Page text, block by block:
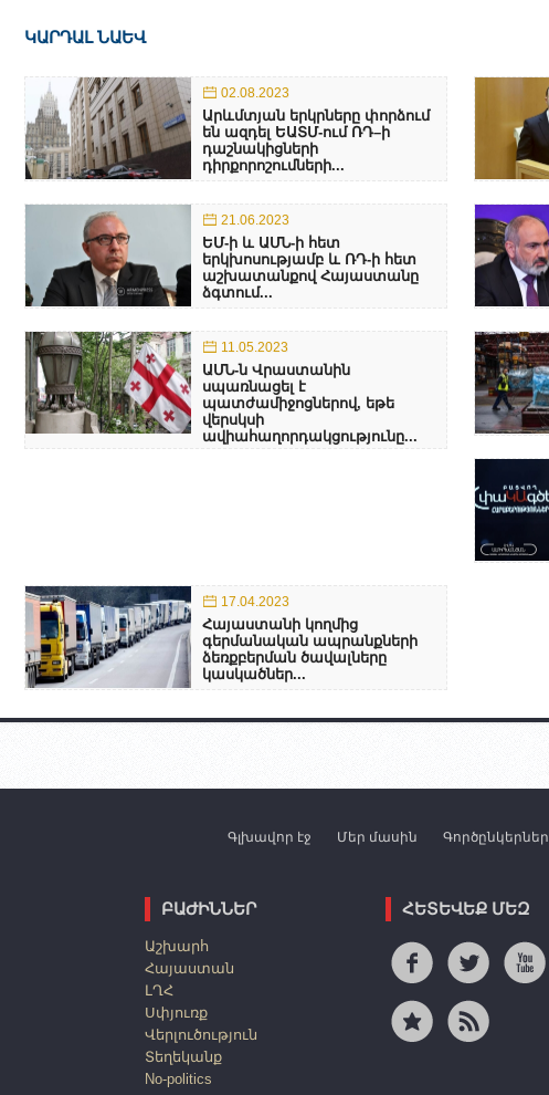
ԿԱՐԴԱԼ ՆԱԵՎ
02.08.2023
Արևմտյան երկրները փորձում
են ազդել ԵԱՏՄ-ում ՌԴ–ի
դաշնակիցների
դիրքորոշումների...
21.06.2023
ԵՄ-ի և ԱՄՆ-ի հետ
երկխոսությամբ և ՌԴ-ի հետ
աշխատանքով Հայաստանը
ձգտում...
11.05.2023
ԱՄՆ-ն Վրաստանին
սպառնացել է
պատժամիջոցներով, եթե
վերսկսի
ավիահաղորդակցությունը...
17.04.2023
Հայաստանի կողմից
գերմանական ապրանքների
ձեռքբերման ծավալները
կասկածներ...
Գլխավոր էջ Մեր մասին Գործընկերներ
ԲԱԺԻՆՆԵՐ
Աշխարհ
Հայաստան
ԼՂՀ
Սփյուռք
Վերլուծություն
Տեղեկանք
No-politics
ՀԵՏԵՎԵՔ ՄԵԶ